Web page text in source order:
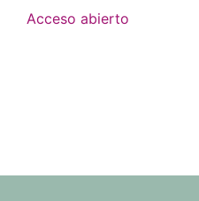
Acceso abierto